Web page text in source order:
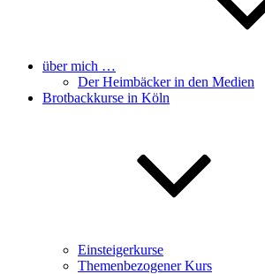
über mich …
Der Heimbäcker in den Medien
Brotbackkurse in Köln
Einsteigerkurse
Themenbezogener Kurs